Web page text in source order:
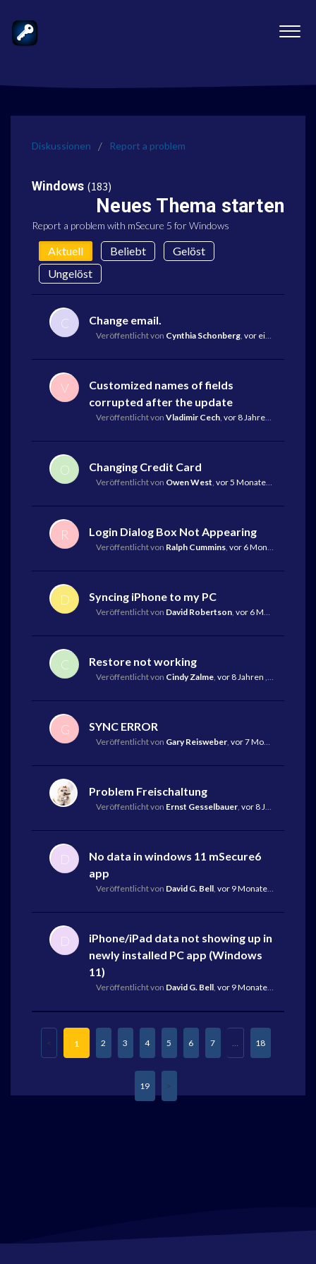
Diskussionen Report a problem
Windows 183
Neues Thema starten
Report a problem with mSecure 5 for Windows
Aktuell Beliebt
Gelöst
Ungelöst
C Change email.
Veröffentlicht von Cynthia Schonberg, vor einem Monat
V
Customized names of fields
corrupted after the update
Veröffentlicht von Vladimir Cech, vor 8 Jahren ,
O Changing Credit Card
Veröffentlicht von Owen West, vor 5 Monaten ,
R Login Dialog Box Not Appearing
Veröffentlicht von Ralph Cummins, vor 6 Monaten
D Syncing iPhone to my PC
Veröffentlicht von David Robertson, vor 6 Monaten
C Restore not working
Veröffentlicht von Cindy Zalme, vor 8 Jahren , Letzte
G SYNC ERROR
Veröffentlicht von Gary Reisweber, vor 7 Monaten
Problem Freischaltung
Veröffentlicht von Ernst Gesselbauer, vor 8 Jahren
D
No data in windows 11 mSecure6
app
Veröffentlicht von David G. Bell, vor 9 Monaten ,
D
iPhone/iPad data not showing up in
newly installed PC app (Windows
11)
Veröffentlicht von David G. Bell, vor 9 Monaten ,
1 2 3 4 5 6 7 … 18
19